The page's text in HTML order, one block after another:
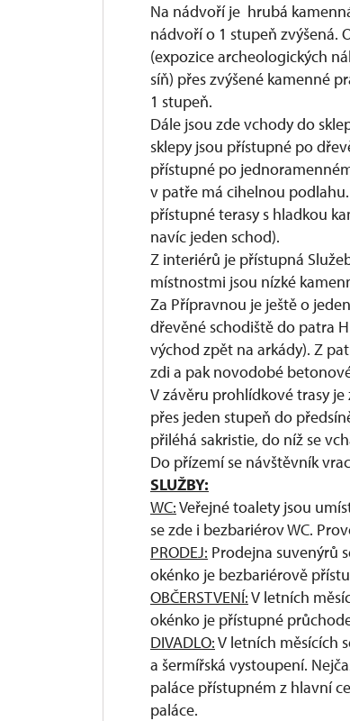
Na nádvoří je hrubá
nádvoří o 1 stupeň zvýšená.
(expozice archeologických
síň) přes zvýšené kamenné
1 stupeň.
Dále jsou zde vchody do
sklepy jsou přístupné po
přístupné po
v patře má cihelnou
přístupné terasy s hladkou
navíc jeden schod).
Z interiérů je přístupná
místnostmi jsou nízké
Za Přípravnou je ještě o
dřevěné schodiště do patra
východ zpět na arkády). Z
zdi a pak novodobé
V závěru prohlídkové trasy
přes jeden stupeň do
přiléhá sakristie, do níž se
Do přízemí se návštěvník
SLUŽBY:
WC:Veřejné toalety jsou
se zde i bezbariérov WC.
PRODEJ: Prodejna suvenýrů
okénko je bezbariérově
OBČERSTVENÍ:V letních
okénko je přístupné
DIVADLO:V letních měsících
a šermířská vystoupení.
paláce přístupném z hlavní
paláce.